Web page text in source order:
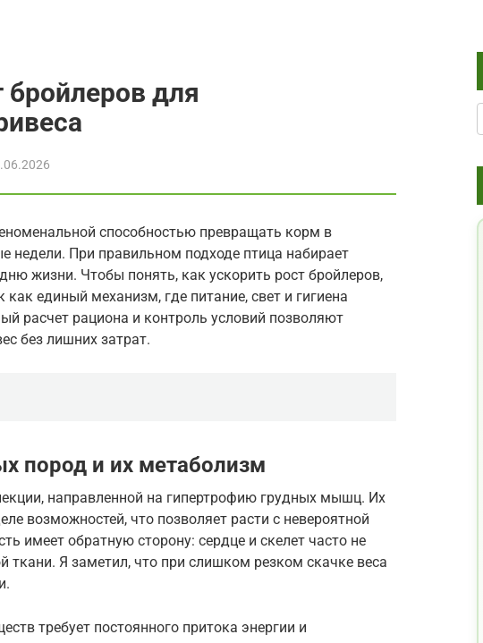
бройлеров для
способностью превращать корм в
недели. При правильном подходе птица набирает
жизни. Чтобы понять, как ускорить рост бройлеров,
единый механизм, где питание, свет и гигиена
расчет рациона и контроль условий позволяют
без лишних затрат.
пород и их метаболизм
направленной на гипертрофию грудных мышц. Их
возможностей, что позволяет расти с невероятной
имеет обратную сторону: сердце и скелет часто не
Я заметил, что при слишком резком скачке веса
требует постоянного притока энергии и